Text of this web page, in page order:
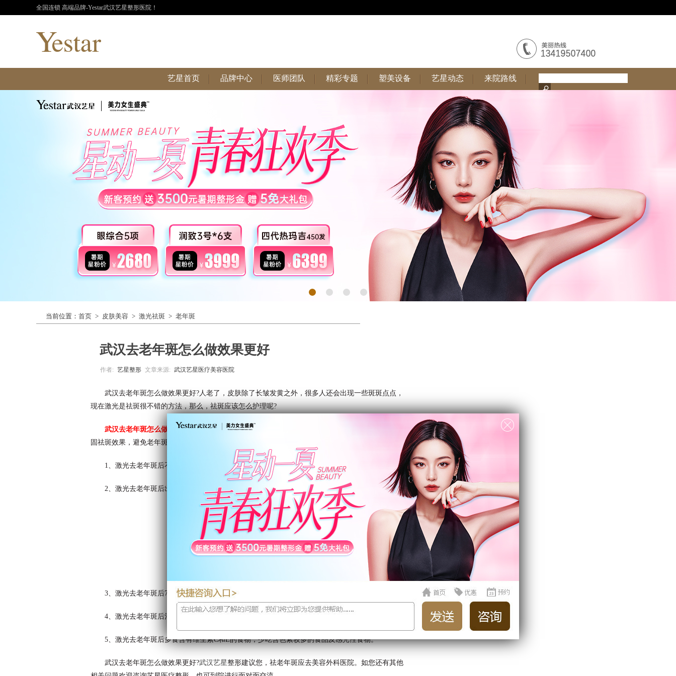
全国连锁 高端品牌-Yestar武汉艺星整形医院！
艺星首页 品牌中心 医师团队 精彩专题 塑美设备 艺星动态 来院路线
当前位置： 首页 > 皮肤美容 > 激光祛斑 > 老年斑
武汉去老年斑怎么做效果更好
作者: 艺星整形 文章来源: 武汉艺星医疗美容医院
武汉去老年斑怎么做效果更好?人老了，皮肤除了长皱发黄之外，很多人还会出现一些斑斑点点，
现在激光是祛斑很不错的方法，那么，祛斑应该怎么护理呢?
武汉去老年斑怎么做效果更好?武汉艺星介绍，激光去老年斑后必须做好相应的护理工作，才能巩
固祛斑效果，避免老年斑复发。激光去
1、激光去老年斑后不要使用刺激性较大的护肤品和化妆品，不要做去角质。
2、激光去老年斑后出门要避免阳光直射，做好防晒工作，以免出现色素沉着。
3、激光去老年斑后7天内避免治疗部位沾水，保持清洁干燥，防止出现感染。
4、激光去老年斑后治疗部位会结痂，要让其自行脱落，避免强行去痂，以免留下疤痕。
5、激光去老年斑后多食含有维生素C和E的食物，少吃含色素较多的食品及感光性食物。
武汉去老年斑怎么做效果更好?武汉艺星整形建议您，祛老年斑应去美容外科医院。如您还有其他